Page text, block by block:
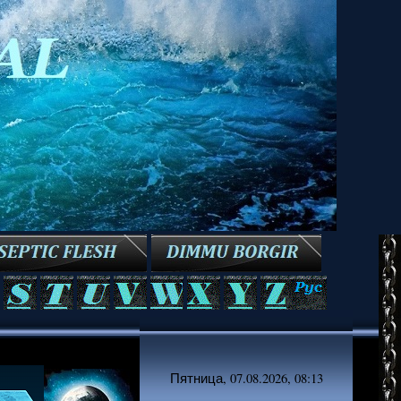
Пятница, 07.08.2026, 08:13